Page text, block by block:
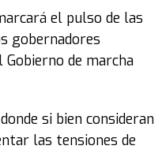
el pulso de las
gobernadores
de marcha
si bien consideran
las tensiones de